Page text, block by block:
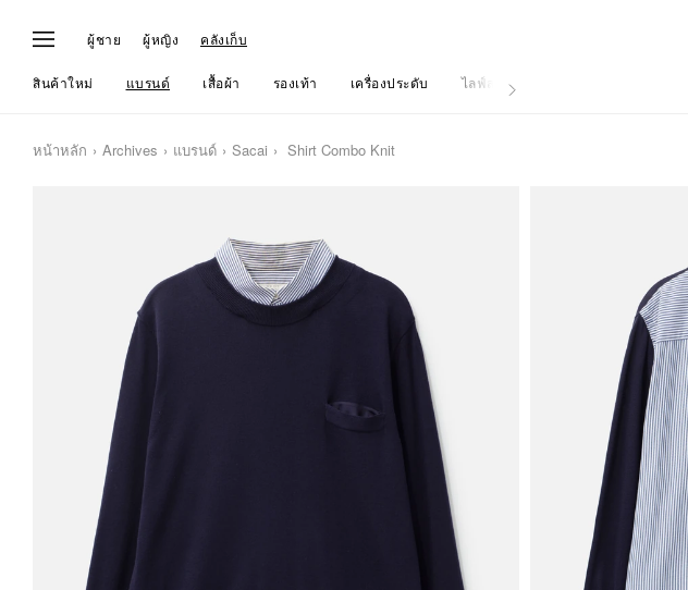
ผู้ชาย ผู้หญิง คลังเก็บ
สินค้าใหม่ แบรนด์ เสื้อผ้า รองเท้า เครื่องประดับ ไลฟ์สไตล์
หน้าหลัก Archives แบรนด์ Sacai Shirt Combo Knit